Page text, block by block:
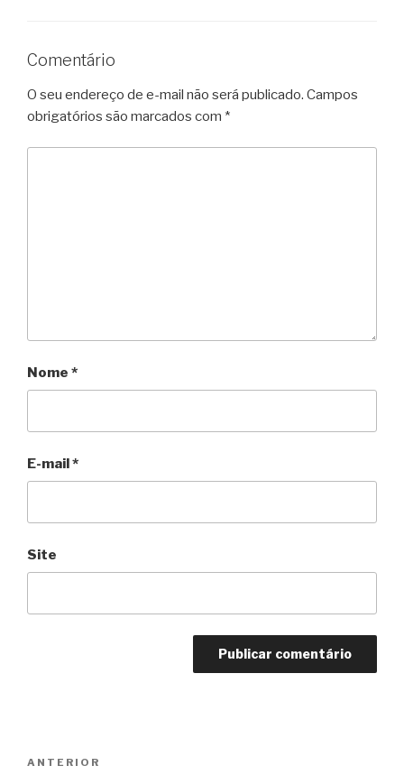
Comentário
O seu endereço de e-mail não será publicado. Campos
obrigatórios são marcados com *
Nome *
E-mail*
Site
Anterior
ANTERIOR